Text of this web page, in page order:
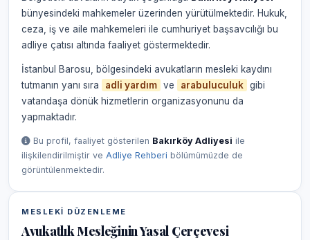
bünyesindeki mahkemeler üzerinden yürütülmektedir. Hukuk,
ceza, iş ve aile mahkemeleri ile cumhuriyet başsavcılığı bu
adliye çatısı altında faaliyet göstermektedir.
İstanbul Barosu, bölgesindeki avukatların mesleki kaydını
tutmanın yanı sıra
adli yardım ve arabuluculuk gibi
vatandaşa dönük hizmetlerin organizasyonunu da
yapmaktadır.
Bu profil, faaliyet gösterilen Bakırköy Adliyesi ile
ilişkilendirilmiştir ve Adliye Rehberi bölümümüzde de
görüntülenmektedir.
MESLEKI DÜZENLEME
Avukatlık Mesleğinin Yasal Çerçevesi